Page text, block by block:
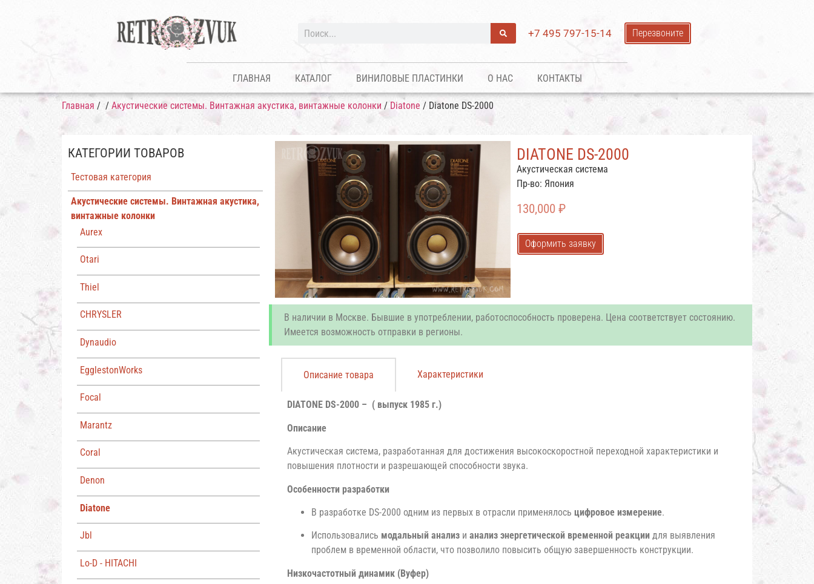
+7 495 797-15-14 Перезвоните
ГЛАВНАЯ КАТАЛОГ ВИНИЛОВЫЕ ПЛАСТИНКИ О НАС КОНТАКТЫ
Главная / / Акустические системы. Винтажная акустика, винтажные колонки / Diatone / Diatone DS-2000
КАТЕГОРИИ ТОВАРОВ
Тестовая категория
Акустические системы. Винтажная акустика,
винтажные колонки
Aurex
Otari
Thiel
CHRYSLER
Dynaudio
EgglestonWorks
Focal
Marantz
Coral
Denon
Diatone
Jbl
Lo-D - HITACHI
DIATONE DS-2000
Акустическая система
Пр-во: Япония
130,000 ₽
Оформить заявку
В наличии в Москве. Бывшие в употреблении, работоспособность проверена. Цена соответствует состоянию.
Имеется возможность отправки в регионы.
Описание товара Характеристики
DIATONE DS-2000 – ( выпуск 1985 г.)
Описание
Акустическая система, разработанная для достижения высокоскоростной переходной характеристики и
повышения плотности и разрешающей способности звука.
Особенности разработки
В разработке DS-2000 одним из первых в отрасли применялось цифровое измерение.
Использовались модальный анализ и анализ энергетической временной реакции для выявления
проблем в временной области, что позволило повысить общую завершенность конструкции.
Низкочастотный динамик (Вуфер)